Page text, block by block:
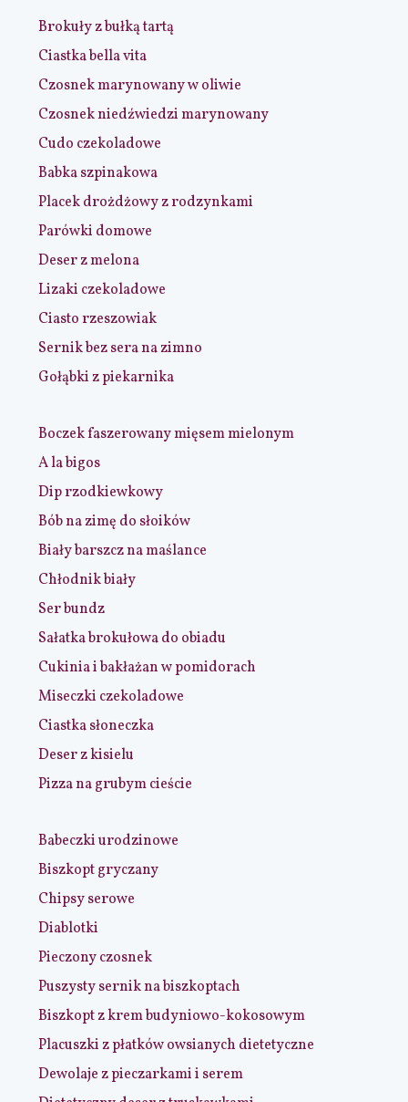
Brokuły z bułką tartą
Ciastka bella vita
Czosnek marynowany w oliwie
Czosnek niedźwiedzi marynowany
Cudo czekoladowe
Babka szpinakowa
Placek drożdżowy z rodzynkami
Parówki domowe
Deser z melona
Lizaki czekoladowe
Ciasto rzeszowiak
Sernik bez sera na zimno
Gołąbki z piekarnika
Boczek faszerowany mięsem mielonym
A la bigos
Dip rzodkiewkowy
Bób na zimę do słoików
Biały barszcz na maślance
Chłodnik biały
Ser bundz
Sałatka brokułowa do obiadu
Cukinia i bakłażan w pomidorach
Miseczki czekoladowe
Ciastka słoneczka
Deser z kisielu
Pizza na grubym cieście
Babeczki urodzinowe
Biszkopt gryczany
Chipsy serowe
Diablotki
Pieczony czosnek
Puszysty sernik na biszkoptach
Biszkopt z krem budyniowo-kokosowym
Placuszki z płatków owsianych dietetyczne
Dewolaje z pieczarkami i serem